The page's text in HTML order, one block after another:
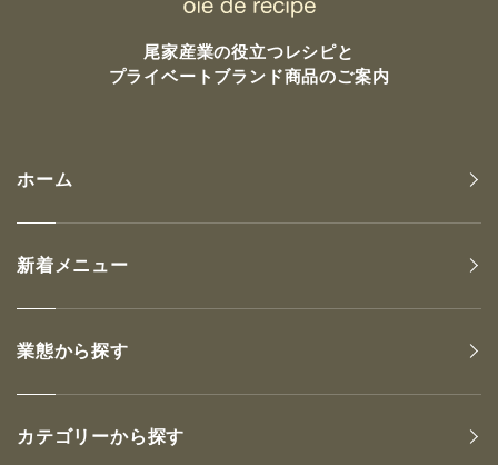
尾家産業の役立つレシピと
プライベートブランド商品のご案内
ホーム
新着メニュー
業態から探す
カテゴリーから探す